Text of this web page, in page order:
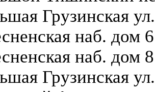
Грузинская
наб. дом
наб. дом 8
Грузинская